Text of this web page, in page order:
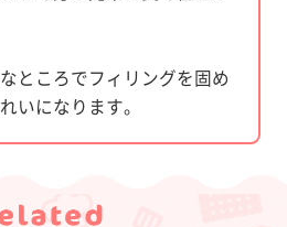
ところでフィリングを固め
いになります。